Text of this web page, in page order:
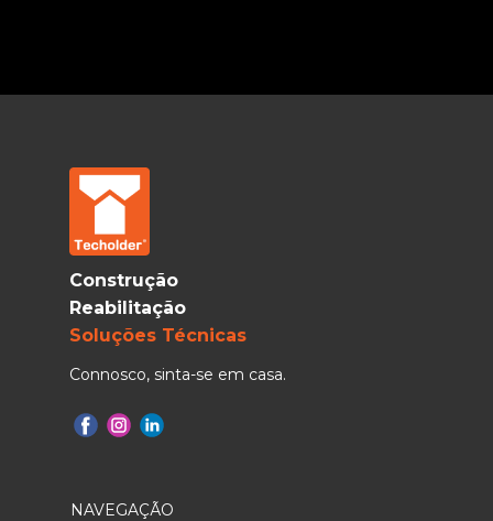
Construção
Reabilitação
Soluções Técnicas
Connosco, sinta-se em casa.
NAVEGAÇÃO